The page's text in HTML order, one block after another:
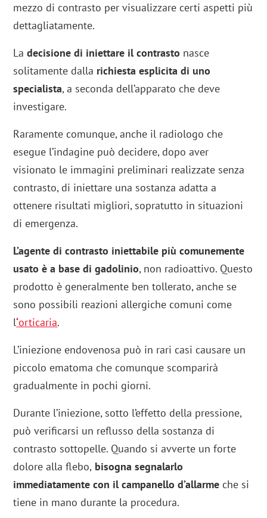
mezzo di contrasto per visualizzare certi aspetti più
dettagliatamente.
Ladecisione di iniettare il contrasto nasce
solitamente dalla richiesta esplicita di uno
specialista, a seconda dell’apparato che deve
investigare.
Raramente comunque, anche il radiologo che
esegue l’indagine può decidere, dopo aver
visionato le immagini preliminari realizzate senza
contrasto, di iniettare una sostanza adatta a
ottenere risultati migliori, sopratutto in situazioni
di emergenza.
L’agente di contrasto iniettabile più comunemente
usato è a base di gadolinio, non radioattivo. Questo
prodotto è generalmente ben tollerato, anche se
sono possibili reazioni allergiche comuni come
l‘orticaria.
L’iniezione endovenosa può in rari casi causare un
piccolo ematoma che comunque scomparirà
gradualmente in pochi giorni.
Durante l’iniezione, sotto l’effetto della pressione,
può verificarsi un reflusso della sostanza di
contrasto sottopelle. Quando si avverte un forte
dolore alla flebo, bisogna segnalarlo
immediatamente con il campanello d’allarme che si
tiene in mano durante la procedura.